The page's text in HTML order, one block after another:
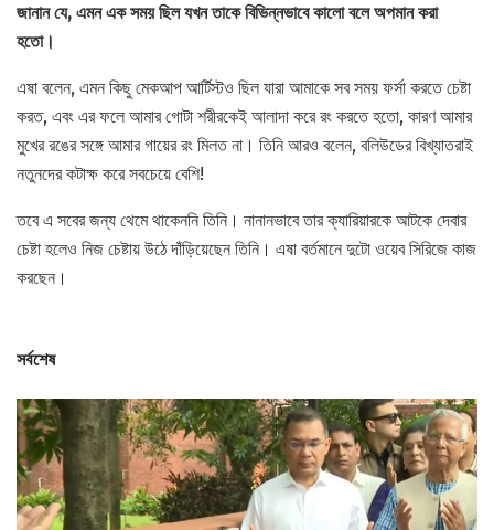
জানান যে, এমন এক সময় ছিল যখন তাকে বিভিন্নভাবে কালো বলে অপমান করা
হতো।
এষা বলেন, এমন কিছু মেকআপ আর্টিস্টও ছিল যারা আমাকে সব সময় ফর্সা করতে চেষ্টা
করত, এবং এর ফলে আমার গোটা শরীরকেই আলাদা করে রং করতে হতো, কারণ আমার
মুখের রঙের সঙ্গে আমার গায়ের রং মিলত না। তিনি আরও বলেন, বলিউডের বিখ্যাতরাই
নতুনদের কটাক্ষ করে সবচেয়ে বেশি!
তবে এ সবের জন্য থেমে থাকেননি তিনি। নানানভাবে তার ক্যারিয়ারকে আটকে দেবার
চেষ্টা হলেও নিজ চেষ্টায় উঠে দাঁড়িয়েছেন তিনি। এষা বর্তমানে দুটো ওয়েব সিরিজে কাজ
করছেন।
সর্বশেষ